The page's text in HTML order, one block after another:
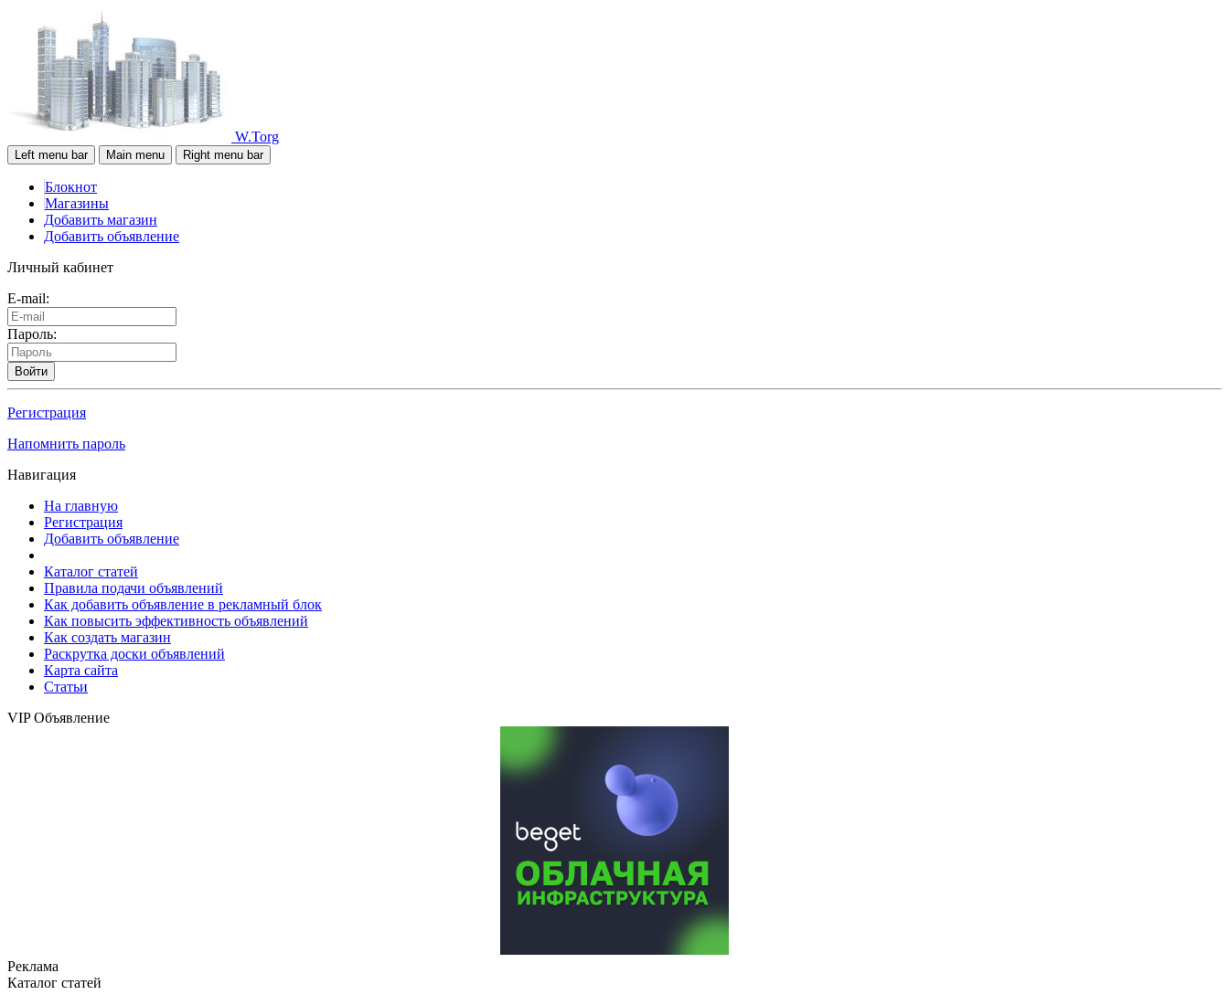
W.Torg
Left menu bar Main menu Right menu bar
Блокнот
Магазины
Добавить магазин
Добавить объявление
Личный кабинет
E-mail:
Пароль:
Войти
Регистрация
Напомнить пароль
Навигация
На главную
Регистрация
Добавить объявление
Каталог статей
Правила подачи объявлений
Как добавить объявление в рекламный блок
Как повысить эффективность объявлений
Как создать магазин
Раскрутка доски объявлений
Карта сайта
Статьи
VIP Объявление
Реклама
Каталог статей